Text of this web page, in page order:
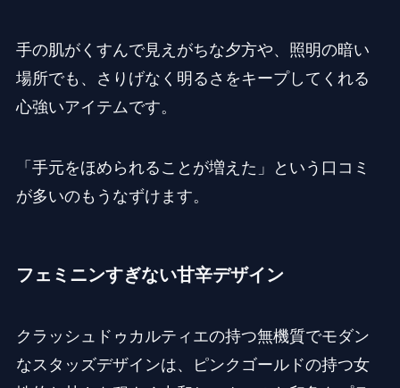
手の肌がくすんで見えがちな夕方や、照明の暗い
場所でも、さりげなく明るさをキープしてくれる
心強いアイテムです。
「手元をほめられることが増えた」という口コミ
が多いのもうなずけます。
フェミニンすぎない甘辛デザイン
クラッシュドゥカルティエの持つ無機質でモダン
なスタッズデザインは、ピンクゴールドの持つ女